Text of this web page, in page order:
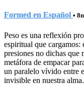
Formed en Español •
Peso es una reflexión
espiritual que cargamos:
presiones no dichas que
metáfora de empacar
un paralelo vívido entre
invisible en nuestra alma.